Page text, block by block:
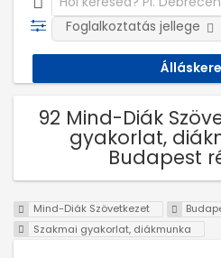
Foglalkoztatás jellege
92 Mind-Diák
gyakorlat,
Budapest
Mind-Diák Szövetkezet
Szakmai gyakorlat, diákmunka